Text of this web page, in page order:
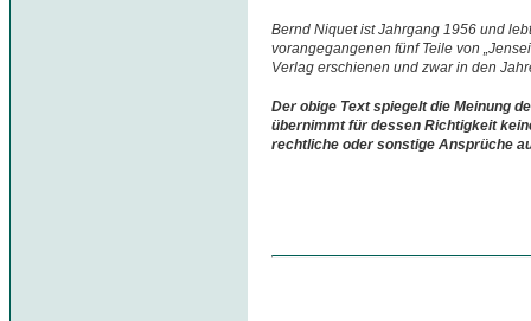
Bernd Niquet ist Jahrgang 1956 und
vorangegangenen fünf Teile von
Verlag erschienen und zwar in den
Der obige Text spiegelt die Meinung
übernimmt für dessen Richtigkeit
rechtliche oder sonstige Ansprüche